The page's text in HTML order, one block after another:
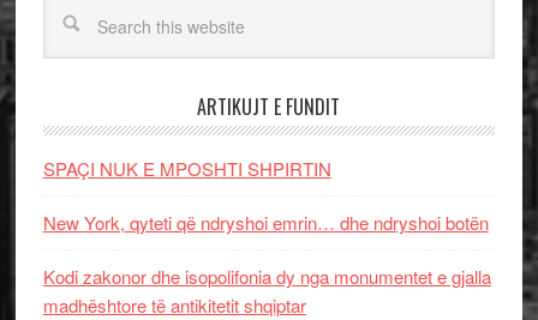
ARTIKUJT E FUNDIT
SPAÇI NUK E MPOSHTI SHPIRTIN
New York, qyteti që ndryshoi emrin… dhe ndryshoi botën
Kodi zakonor dhe isopolifonia dy nga monumentet e gjalla
madhështore të antikitetit shqiptar